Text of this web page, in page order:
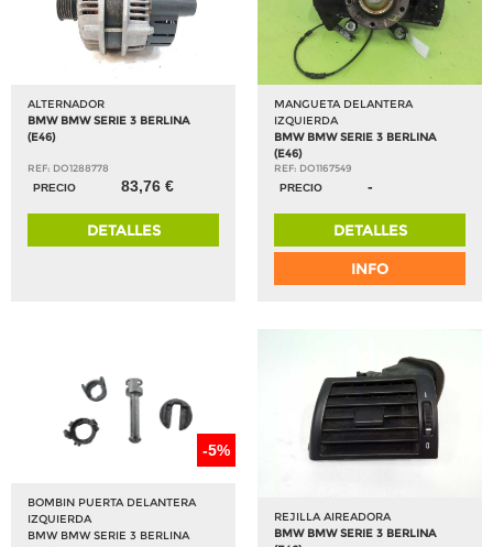
ALTERNADOR
BMW BMW SERIE 3 BERLINA
(E46)
REF: DO1288778
PRECIO
83,76 €
DETALLES
MANGUETA DELANTERA
IZQUIERDA
BMW BMW SERIE 3 BERLINA
(E46)
REF: DO1167549
PRECIO
-
DETALLES
INFO
-5%
BOMBIN PUERTA DELANTERA
IZQUIERDA
BMW BMW SERIE 3 BERLINA
REJILLA AIREADORA
BMW BMW SERIE 3 BERLINA